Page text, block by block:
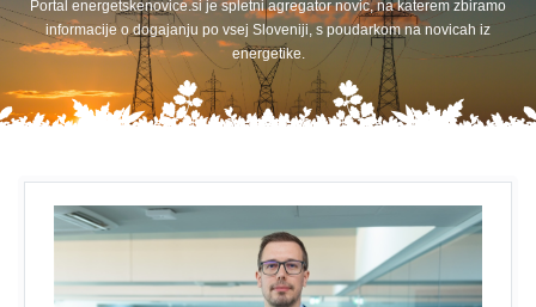
Portal energetskenovice.si je spletni agregator novic, na katerem zbiramo
informacije o dogajanju po vsej Sloveniji, s poudarkom na novicah iz
energetike.